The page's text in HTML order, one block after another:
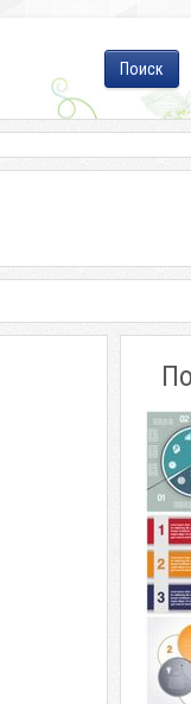
Поиск